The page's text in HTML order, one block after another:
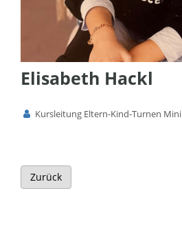
Elisabeth Hackl
Kursleitung Eltern-Kind-Turnen Mini
Zurück